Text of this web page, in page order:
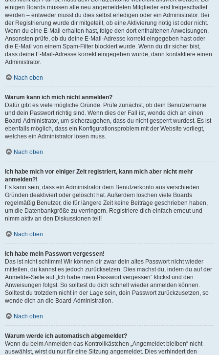
einigen Boards müssen alle neu angemeldeten Mitglieder erst freigeschaltet
werden – entweder musst du dies selbst erledigen oder ein Administrator. Bei
der Registrierung wurde dir mitgeteilt, ob eine Aktivierung nötig ist oder nicht.
Wenn du eine E-Mail erhalten hast, folge den dort enthaltenen Anweisungen.
Ansonsten prüfe, ob du deine E-Mail-Adresse korrekt eingegeben hast oder
die E-Mail von einem Spam-Filter blockiert wurde. Wenn du dir sicher bist,
dass deine E-Mail-Adresse korrekt eingegeben wurde, dann kontaktiere einen
Administrator.
Nach oben
Warum kann ich mich nicht anmelden?
Dafür gibt es viele mögliche Gründe. Prüfe zunächst, ob dein Benutzername
und dein Passwort richtig sind. Wenn dies der Fall ist, wende dich an einen
Board-Administrator, um sicherzugehen, dass du nicht gesperrt wurdest. Es ist
ebenfalls möglich, dass ein Konfigurationsproblem mit der Website vorliegt,
welches ein Administrator lösen muss.
Nach oben
Ich habe mich vor einiger Zeit registriert, kann mich aber nicht mehr
anmelden?!
Es kann sein, dass ein Administrator dein Benutzerkonto aus verschieden
Gründen deaktiviert oder gelöscht hat. Außerdem löschen viele Boards
regelmäßig Benutzer, die für längere Zeit keine Beiträge geschrieben haben,
um die Datenbankgröße zu verringern. Registriere dich einfach erneut und
nimm aktiv an den Diskussionen teil!
Nach oben
Ich habe mein Passwort vergessen!
Das ist nicht schlimm! Wir können dir zwar dein altes Passwort nicht wieder
mitteilen, du kannst es jedoch zurücksetzen. Dies machst du, indem du auf der
Anmelde-Seite auf „Ich habe mein Passwort vergessen“ klickst und den
Anweisungen folgst. So solltest du dich schnell wieder anmelden können.
Solltest du trotzdem nicht in der Lage sein, dein Passwort zurückzusetzen, so
wende dich an die Board-Administration.
Nach oben
Warum werde ich automatisch abgemeldet?
Wenn du beim Anmelden das Kontrollkästchen „Angemeldet bleiben“ nicht
auswählst, wirst du nur für eine Sitzung angemeldet. Dies verhindert den